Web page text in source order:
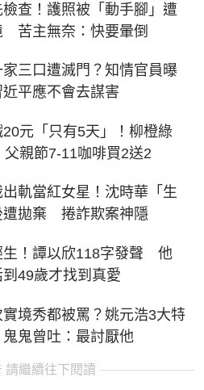
查！護照被「動手腳」遭
苦主無奈：快要暈倒
三口遭滅門？知情官員曝
近平應不會去謀害
元「只有5天」！柳橙綠
親節7-11咖啡買2送2
出軌當紅女星！沈時華「生
遭拋棄 捲詐欺案神隱
生！譚以欣118字發聲 他
到49歲才找到真愛
境秀都被罵？姚元浩3大特
鬼曾吐：最討厭他
請繼續往下閱讀